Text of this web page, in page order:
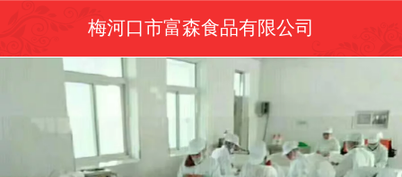
梅河口市富森食品有限公司